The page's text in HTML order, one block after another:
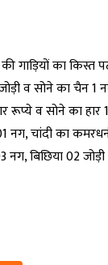
गाड़ियों का किस्त
व सोने का चैन 1
व सोने का
चांदी का
बिछिया 02